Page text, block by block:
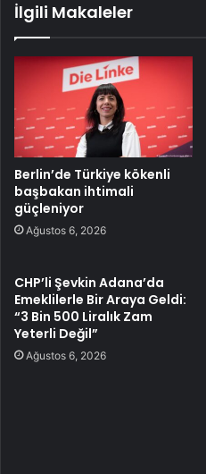
İlgili Makaleler
Berlin’de Türkiye kökenli
başbakan ihtimali
güçleniyor
Ağustos 6, 2026
CHP’li Şevkin Adana’da
Emeklilerle Bir Araya Geldi:
“3 Bin 500 Liralık Zam
Yeterli Değil”
Ağustos 6, 2026